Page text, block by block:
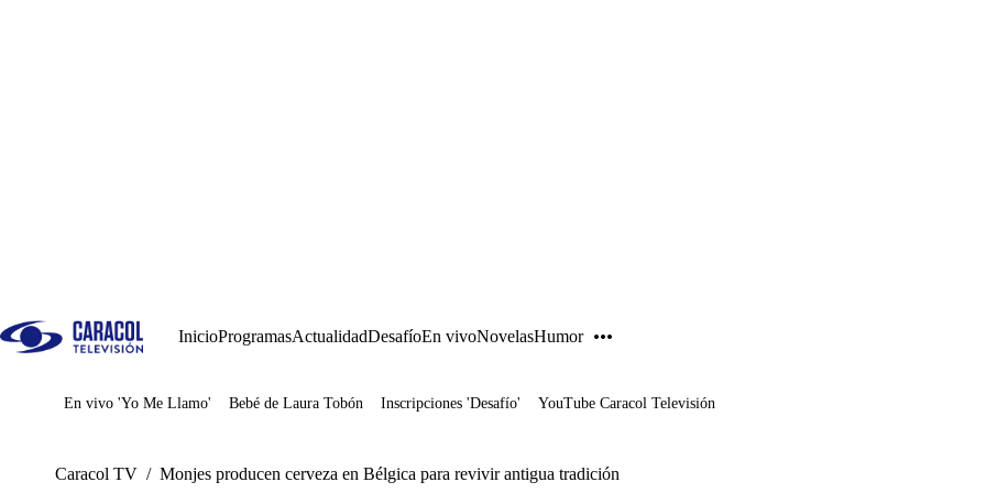
InicioProgramasActualidadDesafíoEn vivoNovelasHumor
Juegos
En vivo 'Yo Me Llamo' Bebé de Laura Tobón Inscripciones 'Desafío' YouTube Caracol Televisión
Caracol TV / Monjes producen cerveza en Bélgica para revivir antigua tradición